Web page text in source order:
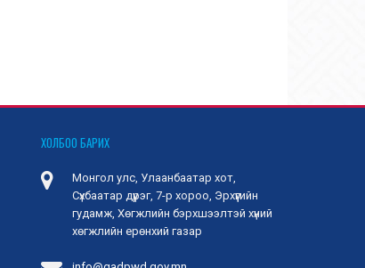
ХОЛБОО БАРИХ
Монгол улс, Улаанбаатар хот,
Сүхбаатар дүүрэг, 7-р хороо, Эрхүүгийн
гудамж, Хөгжлийн бэрхшээлтэй хүний
хөгжлийн ерөнхий газар